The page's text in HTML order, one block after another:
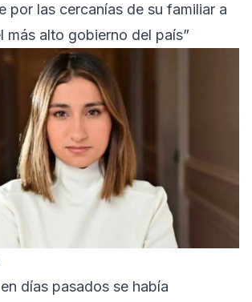
por las cercanías de su familiar a
más alto gobierno del país”
días pasados se había